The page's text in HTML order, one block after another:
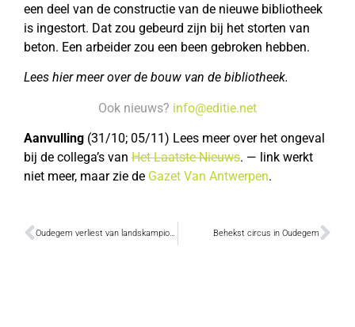
een deel van de constructie van de nieuwe bibliotheek
is ingestort. Dat zou gebeurd zijn bij het storten van
beton. Een arbeider zou een been gebroken hebben.
Lees hier meer over de bouw van de bibliotheek.
Ook nieuws? info@editie.net
Aanvulling (31/10; 05/11) Lees meer over het ongeval
bij de collega’s van Het Laatste Nieuws. — link werkt
niet meer, maar zie de Gazet Van Antwerpen.
Oudegem verliest van landskampioen Behekst circus in Oudegem